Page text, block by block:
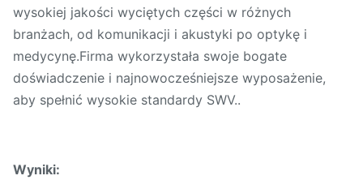
wysokiej jakości wyciętych części w różnych
branżach, od komunikacji i akustyki po optykę i
medycynę.Firma wykorzystała swoje bogate
doświadczenie i najnowocześniejsze wyposażenie,
aby spełnić wysokie standardy SWV..
Wyniki: